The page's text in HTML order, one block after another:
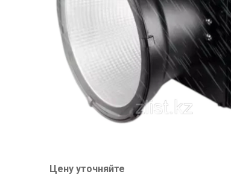
Цену уточняйте